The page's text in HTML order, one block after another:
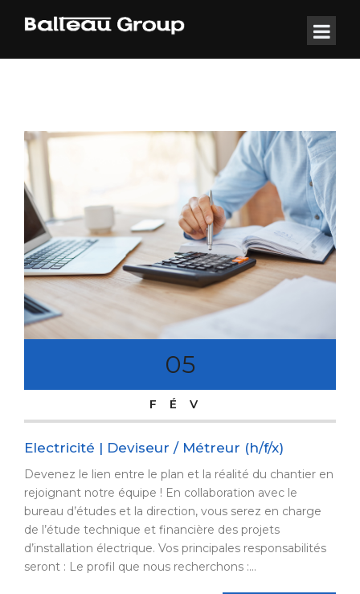
05
FÉV
Electricité | Deviseur / Métreur (h/f/x)
Devenez le lien entre le plan et la réalité du chantier en
rejoignant notre équipe ! En collaboration avec le
bureau d’études et la direction, vous serez en charge
de l’étude technique et financière des projets
d’installation électrique. Vos principales responsabilités
seront : Le profil que nous recherchons :...